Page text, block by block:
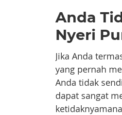
Anda
Nyeri
Jika Anda
yang pernah
Anda tidak
dapat sangat